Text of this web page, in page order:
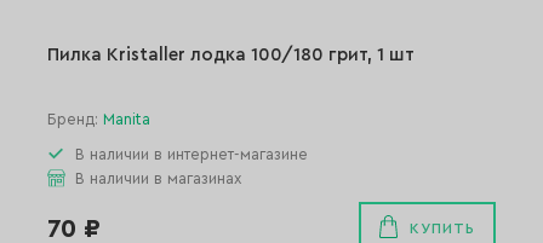
Пилка Kristaller лодка 100/180 грит, 1 шт
Бренд: Manita
В наличии в интернет-магазине
В наличии в магазинах
70 ₽ КУПИТЬ